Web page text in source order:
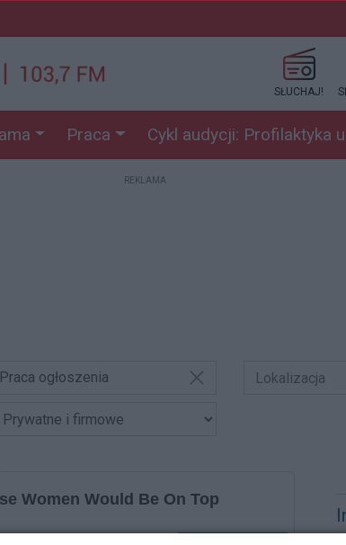
SŁUCHAJ!
Praca Cykl audycji: Profilaktyka
REKLAMA
Praca ogłoszenia